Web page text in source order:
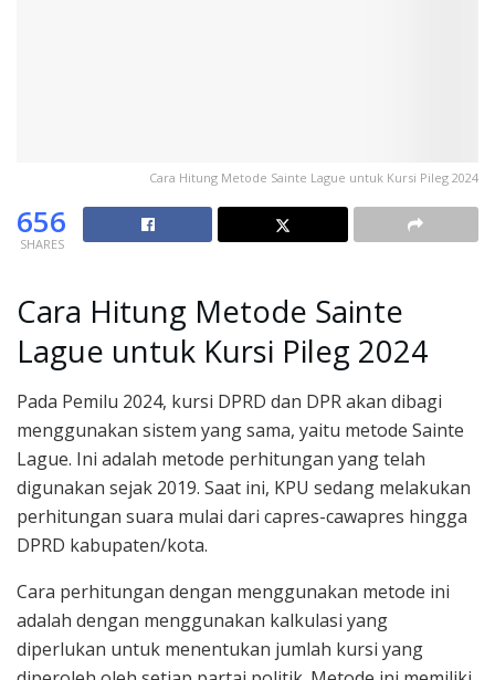
Cara Hitung Metode Sainte Lague untuk Kursi Pileg 2024
656
SHARES
Cara Hitung Metode Sainte
Lague untuk Kursi Pileg 2024
Pada Pemilu 2024, kursi DPRD dan DPR akan dibagi
menggunakan sistem yang sama, yaitu metode Sainte
Lague. Ini adalah metode perhitungan yang telah
digunakan sejak 2019. Saat ini, KPU sedang melakukan
perhitungan suara mulai dari capres-cawapres hingga
DPRD kabupaten/kota.
Cara perhitungan dengan menggunakan metode ini
adalah dengan menggunakan kalkulasi yang
diperlukan untuk menentukan jumlah kursi yang